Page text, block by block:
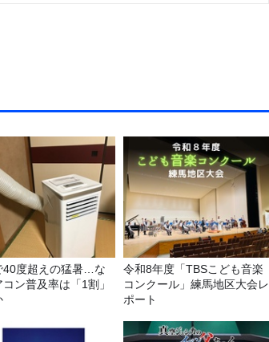
40度超えの猛暑…な
ン普及率は「1割」
令和8年度「TBSこども音楽
コンクール」練馬地区大会レ
ポート